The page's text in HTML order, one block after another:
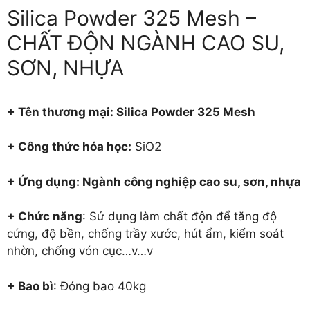
Silica Powder 325 Mesh –
CHẤT ĐỘN NGÀNH CAO SU,
SƠN, NHỰA
+ Tên thương mại: Silica Powder 325 Mesh
+ Công thức hóa học: SiO2
+ Ứng dụng: Ngành công nghiệp cao su, sơn, nhựa
+ Chức năng: Sử dụng làm chất độn để tăng độ
cứng, độ bền, chống trầy xước, hút ẩm, kiểm soát
nhờn, chống vón cục…v…v
+ Bao bì: Đóng bao 40kg